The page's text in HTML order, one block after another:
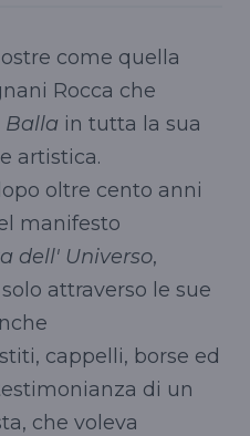
come quella
Rocca che
Balla in tutta la sua
artistica.
oltre cento anni
manifesto
dell' Universo,
attraverso le sue
cappelli, borse ed
di un
che voleva